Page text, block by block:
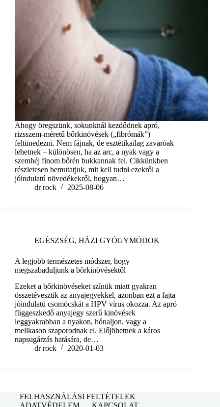
Ahogy öregszünk, sokunknál kezdődnek apró,
rizsszem-méretű bőrkinövések („fibrómák”)
feltünedezni. Nem fájnak, de esztétikailag zavaróak
lehetnek – különösen, ha az arc, a nyak vagy a
szemhéj finom bőrén bukkannak fel. Cikkünkben
részletesen bemutatjuk, mit kell tudni ezekről a
jóindulatú növedékekről, hogyan…
dr rock
2025-08-06
EGÉSZSÉG, HÁZI GYÓGYMÓDOK
A legjobb természetes módszer, hogy
megszabaduljunk a bőrkinövésektől
Ezeket a bőrkinövéseket színük miatt gyakran
összetévesztik az anyajegyekkel, azonban ezt a fajta
jóindulatú csomócskát a HPV vírus okozza. Az apró
függeszkedő anyajegy szerű kinövések
leggyakrabban a nyakon, hónaljon, vagy a
mellkason szaporodnak el. Előjöhetnek a káros
napsugárzás hatására, de…
dr rock
2020-01-03
FELHASZNÁLÁSI FELTÉTELEK
ADATVÉDELEM
KAPCSOLAT